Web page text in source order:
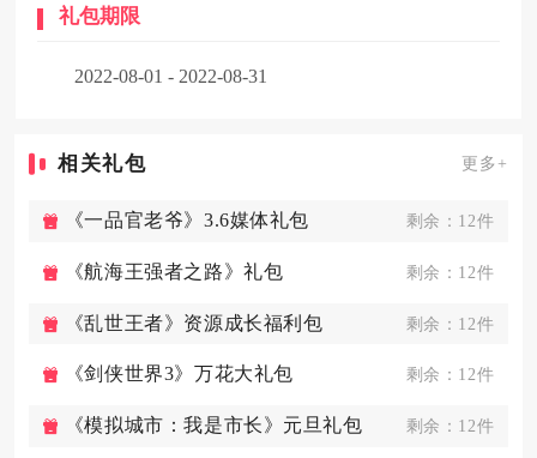
礼包期限
2022-08-01 - 2022-08-31
相关礼包 更多+
《一品官老爷》3.6媒体礼包 剩余：12件
《航海王强者之路》礼包 剩余：12件
《乱世王者》资源成长福利包 剩余：12件
《剑侠世界3》万花大礼包 剩余：12件
《模拟城市：我是市长》元旦礼包 剩余：12件